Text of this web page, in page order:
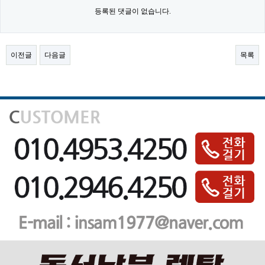
등록된 댓글이 없습니다.
이전글 다음글 목록